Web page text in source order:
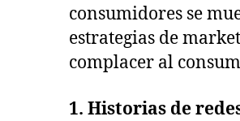
consumidores se
estrategias de
complacer al
1. Historias de